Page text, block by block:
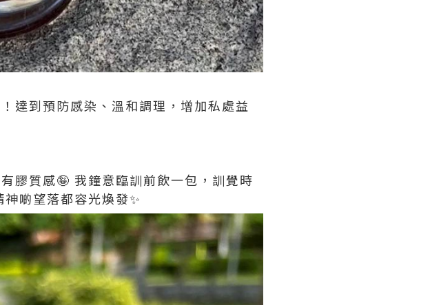
達到預防感染、溫和調理，增加私處益
膠質感🤪 我鐘意臨訓前飲一包，訓覺時
啲望落都容光煥發✨